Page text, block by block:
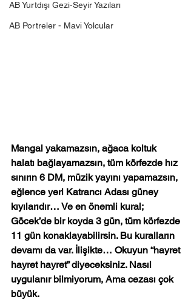
AB Yurtdışı Gezi-Seyir Yazıları
AB Portreler - Mavi Yolcular
Mangal yakamazsın, ağaca koltuk
halatı bağlayamazsın, tüm körfezde hız
sınırın 6 DM, müzik yayını yapamazsın,
eğlence yeri Katrancı Adası güney
kıyılarıdır… Ve en önemli kural;
Göcek’de bir koyda 3 gün, tüm körfezde
11 gün konaklayabilirsin. Bu kuralların
devamı da var. İlişikte… Okuyun “hayret
hayret hayret” diyeceksiniz. Nasıl
uygulanır bilmiyorum, Ama cezası çok
büyük.